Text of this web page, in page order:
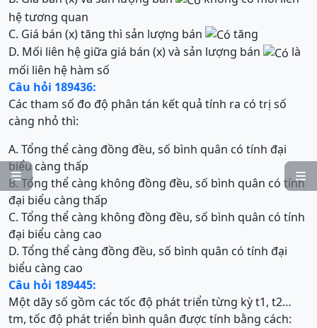


hệ tương quan
C. Giá bán (x) tăng thì sản lượng bán
tăng
D. Mối liên hệ giữa giá bán (x) và sản lượng bán
là
mối liên hệ hàm số
Câu hỏi 189436:
Các tham số đo độ phân tán kết quả tính ra có trị số
càng nhỏ thì:
A. Tổng thể càng đồng đều, số bình quân có tính đại
biểu càng thấp
B. Tổng thể càng không đồng đều, số bình quân có tính
đại biểu càng thấp
C. Tổng thể càng không đồng đều, số bình quân có tính
đại biểu càng cao
D. Tổng thể càng đồng đều, số bình quân có tính đại
biểu càng cao
Câu hỏi 189445:
Một dãy số gồm các tốc độ phát triển từng kỳ t1, t2…
tm, tốc độ phát triển bình quân được tính bằng cách: